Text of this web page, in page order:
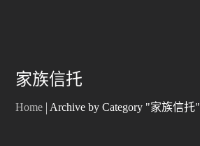
家族信托
Home Archive by Category "家族信托"